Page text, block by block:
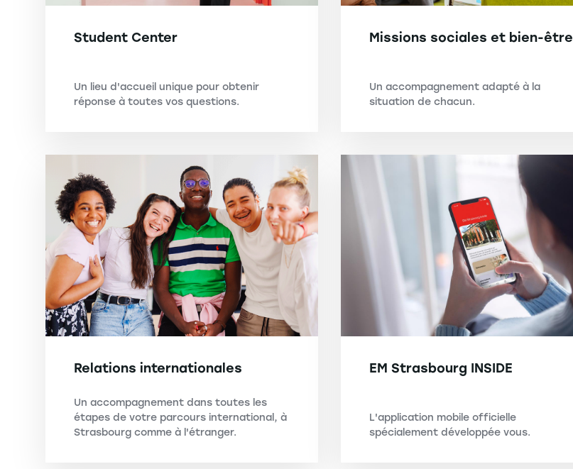
Student Center
Un lieu d'accueil unique pour obtenir
réponse à toutes vos questions.
Missions sociales et bien-être
Un accompagnement adapté à la
situation de chacun.
Relations internationales
Un accompagnement dans toutes les
étapes de votre parcours international, à
Strasbourg comme à l'étranger.
EM Strasbourg INSIDE
L'application mobile officielle
spécialement développée vous.